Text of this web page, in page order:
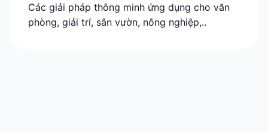
Các giải pháp thông minh ứng dụng cho văn
phòng, giải trí, sân vườn, nông nghiệp,..